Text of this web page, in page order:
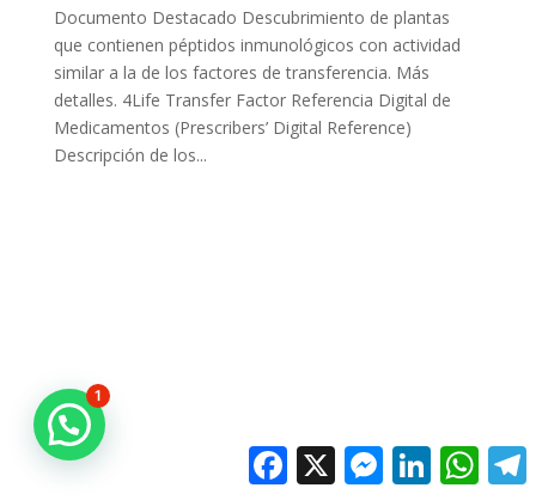
Documento Destacado Descubrimiento de plantas
que contienen péptidos inmunológicos con actividad
similar a la de los factores de transferencia. Más
detalles. 4Life Transfer Factor Referencia Digital de
Medicamentos (Prescribers’ Digital Reference)
Descripción de los...
Facebook Messenger
LinkedIn
1